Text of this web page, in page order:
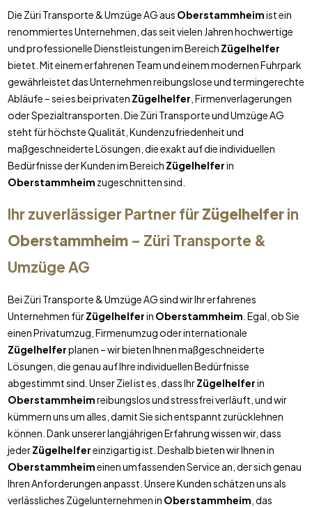
Die Züri Transporte & Umzüge AG aus Oberstammheimist ein
renommiertes Unternehmen, das seit vielen Jahren hochwertige
und professionelle Dienstleistungen im Bereich Zügelhelfer
bietet. Mit einem erfahrenen Team und einem modernen Fuhrpark
gewährleistet das Unternehmen reibungslose und termingerechte
Abläufe – sei es bei privaten Zügelhelfer , Firmenverlagerungen
oder Spezialtransporten. Die Züri Transporte und Umzüge AG
steht für höchste Qualität, Kundenzufriedenheit und
maßgeschneiderte Lösungen, die exakt auf die individuellen
Bedürfnisse der Kunden im Bereich Zügelhelferin
Oberstammheim zugeschnitten sind.
Ihr zuverlässiger Partner fürZügelhelferin
Oberstammheim– Züri Transporte &
Umzüge AG
Bei Züri Transporte & Umzüge AG sind wir Ihr erfahrenes
Unternehmen fürZügelhelferin Oberstammheim . Egal, ob Sie
einen Privatumzug, Firmenumzug oder internationale
Zügelhelferplanen – wir bieten Ihnen maßgeschneiderte
Lösungen, die genau auf Ihre individuellen Bedürfnisse
abgestimmt sind. Unser Ziel ist es, dass IhrZügelhelferin
Oberstammheimreibungslos und stressfrei verläuft, und wir
kümmern uns um alles, damit Sie sich entspannt zurücklehnen
können. Dank unserer langjährigen Erfahrung wissen wir, dass
jederZügelhelfereinzigartig ist. Deshalb bieten wir Ihnen in
Oberstammheimeinen umfassenden Service an, der sich genau
Ihren Anforderungen anpasst. Unsere Kunden schätzen uns als
verlässliches Zügelunternehmen in Oberstammheim , das